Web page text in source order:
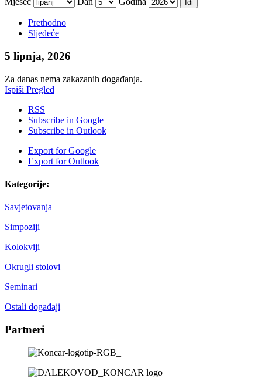
Prethodno
Sljedeće
5 lipnja, 2026
Za danas nema zakazanih događanja.
Ispiši Pregled
RSS
Subscribe in Google
Subscribe in Outlook
Export forGoogle
Export forOutlook
Kategorije:
Savjetovanja
Simpoziji
Kolokviji
Okrugli stolovi
Seminari
Ostali događaji
Partneri